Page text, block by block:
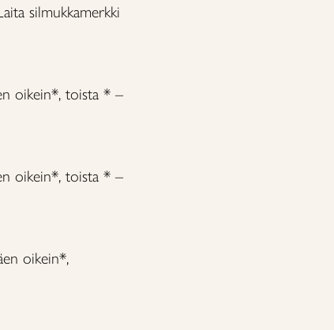
silmukkamerkki
oikein*, toista * –
oikein*, toista * –
oikein*,